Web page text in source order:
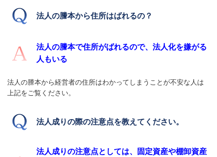
法人の謄本から住所はばれるの？
法人の謄本で住所がばれるので、法人化を嫌がる
人もいる
法人の謄本から経営者の住所はわかってしまうことが不安な人は
上記をご覧ください。
法人成りの際の注意点を教えてください。
法人成りの注意点としては、固定資産や棚卸資産